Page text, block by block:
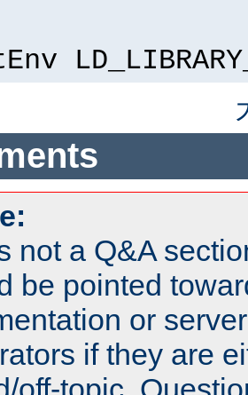
not a Q&A
be pointed
or
if they are